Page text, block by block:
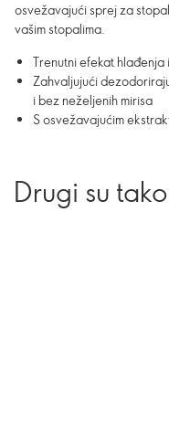
osvežavajući sprej za
vašim stopalima.
Trenutni efekat hlađenja
Zahvaljujući
i bez neželjenih mirisa
S osvežavajućim
Drugi su